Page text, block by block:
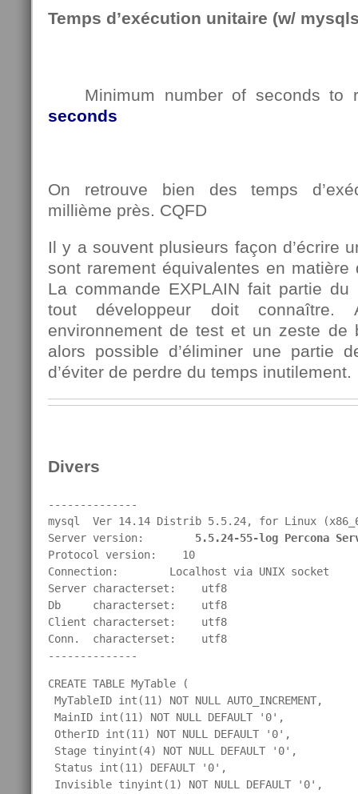
Temps d’exécution unitaire (w/
Minimum number of seconds to
seconds
On retrouve bien des temps
millième près. CQFD
Il y a souvent plusieurs façon d’écrire
sont rarement équivalentes en matière
La commande EXPLAIN fait partie du
tout développeur doit
environnement de test et un zeste de
alors possible d’éliminer une partie
d’éviter de perdre du temps inutilement.
Divers
--------------
mysql  Ver 14.14 Distrib 5.5.24, for Linux
Server version: 5.5.24-55-log Percona
Protocol version:    10
Connection:        Localhost via UNIX socket
Server characterset:    utf8
Db     characterset:    utf8
Client characterset:    utf8
Conn.  characterset:    utf8
CREATE TABLE MyTable (
MyTableID int(11) NOT NULL AUTO_INCREMENT,
MainID int(11) NOT NULL DEFAULT '0',
OtherID int(11) NOT NULL DEFAULT '0',
Stage tinyint(4) NOT NULL DEFAULT '0',
Status int(11) DEFAULT '0',
Invisible tinyint(1) NOT NULL DEFAULT '0',